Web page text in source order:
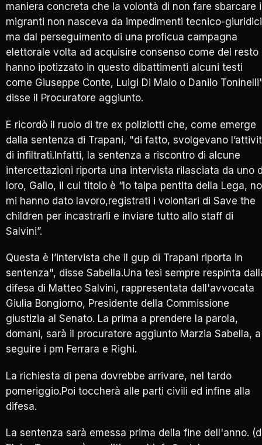
maniera concreta che la volontà di non fare sbarcare i
migranti non nasceva da impedimenti tecnico-giuridici
ma dal perseguimento di una proficua campagna
elettorale volta ad acquisire consenso come del resto
hanno ipotizzato in questo dibattimenti alcuni testi
come Giuseppe Conte, Luigi Di Maio o Danilo
disse il Procuratore aggiunto.
E ricordò il ruolo di tre ex poliziotti che, come emerge
dalla sentenza di Trapani, "di fatto, svolgevano
di infiltrati.Infatti, la sentenza a riscontro di alcune
intercettazioni riporta una intervista rilasciata da uno
loro, Gallo, il cui titolo è “Io talpa pentita della Lega,
mi hanno dato lavoro,registrati i volontari di Save the
children per incastrarli e inviare tutto allo staff di
Salvini”.
Questa è l’intervista che il gup di Trapani riporta in
sentenza", disse Sabella.Una tesi sempre respinta
difesa di Matteo Salvini, rappresentata dall'avvocata
Giulia Bongiorno, Presidente della Commissione
giustizia al Senato. La prima a prendere la parola,
domani, sarà il procuratore aggiunto Marzia Sabella, a
seguire i pm Ferrara e Righi.
La richiesta di pena dovrebbe arrivare, nel tardo
pomeriggio.Poi toccherà alle parti civili ed infine alla
difesa.
La sentenza sarà emessa prima della fine dell'anno.